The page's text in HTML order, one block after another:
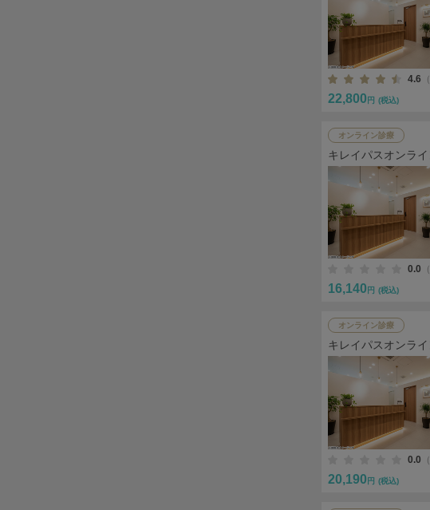
4.6
22,800 円 (税込)
オンライン診療
キレイパスオンラ
0.0
16,140 円 (税込)
オンライン診療
キレイパスオンラ
0.0
20,190 円 (税込)